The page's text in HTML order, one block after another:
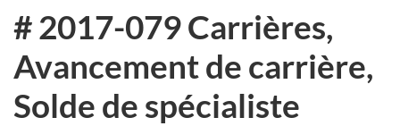
# 2017-079 Carrières,
Avancement de carrière,
Solde de spécialiste